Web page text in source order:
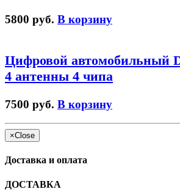
5800 руб. В корзину
Цифровой автомобильный
4 антенны 4 чипа
7500 руб. В корзину
×Close
Доставка и оплата
ДОСТАВКА